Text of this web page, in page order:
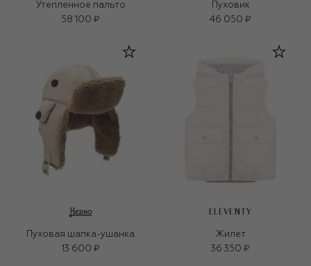
Утепленное пальто
58 100 ₽
Пуховик
46 050 ₽
Пуховая шапка-ушанка
13 600 ₽
ELEVENTY
Жилет
36 350 ₽